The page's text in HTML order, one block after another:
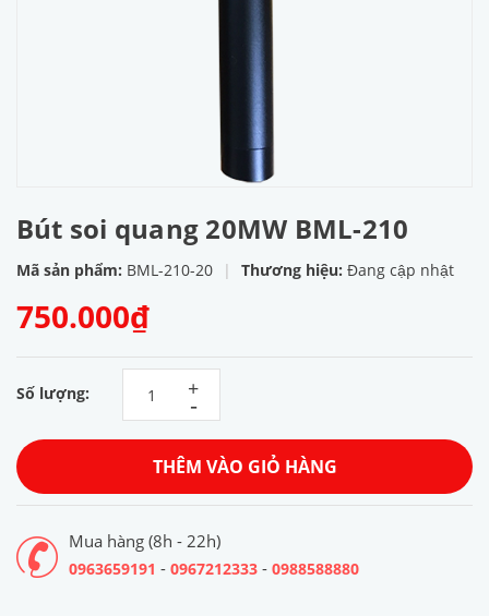
Bút soi quang 20MW BML-210
Mã sản phẩm: BML-210-20 | Thương hiệu: Đang cập nhật
750.000₫
Số lượng: -
+
THÊM VÀO GIỎ HÀNG
Mua hàng (8h - 22h)
0963659191 - 0967212333 - 0988588880